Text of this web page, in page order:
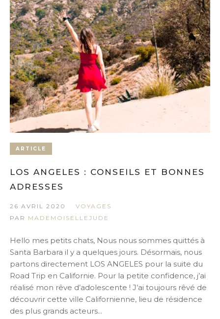
ARTICLE
LOS ANGELES : CONSEILS ET BONNES
ADRESSES
26 AVRIL 2020
VOYAGES
PAR MADEMOISELLEJUDE
Hello mes petits chats, Nous nous sommes quittés à
Santa Barbara il y a quelques jours. Désormais, nous
partons directement LOS ANGELES pour la suite du
Road Trip en Californie. Pour la petite confidence, j’ai
réalisé mon rêve d’adolescente ! J’ai toujours rêvé de
découvrir cette ville Californienne, lieu de résidence
des plus grands acteurs...